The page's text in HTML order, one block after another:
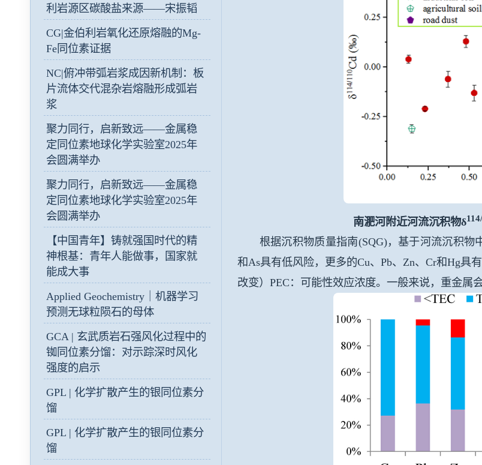
利岩源区碳酸盐来源——宋振韬
CG|金伯利岩氧化还原熔融的Mg-
Fe同位素证据
NC|俯冲带弧岩浆成因新机制：板
片流体交代混杂岩熔融形成弧岩
浆
聚力同行，启新致远——金属稳
定同位素地球化学实验室2025年
会圆满举办
聚力同行，启新致远——金属稳
定同位素地球化学实验室2025年
会圆满举办
【中国青年】铸就强国时代的精
神根基：青年人能做事，国家就
能成大事
Applied Geochemistry｜机器学习
预测无球粒陨石的母体
GCA | 玄武质岩石强风化过程中的
铷同位素分馏：对示踪深时风化
强度的启示
GPL | 化学扩散产生的银同位素分
馏
GPL | 化学扩散产生的银同位素分
馏
南淝河附近河流沉积物δ
根据沉积物质量指南(SQG)，基于河流沉积物
和 As具有低风险，更多的Cu、 Pb、 Zn、Cr和Hg具
改变） PEC ：可能性效应浓度。一般来说，重金属